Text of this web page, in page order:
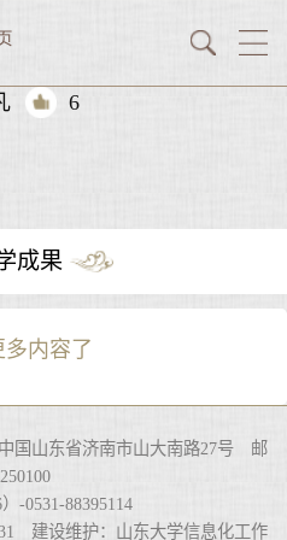
6
成果
多内容了
山东省济南市山大南路27号 邮
-0531-88395114
建设维护：山东大学信息化工作